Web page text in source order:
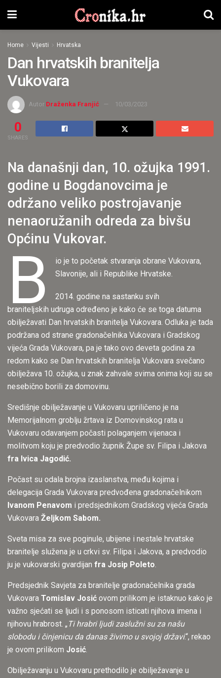
Home Vijesti Hrvatska
Dan hrvatskih branitelja
Vukovara
Autor Draženka Franjić 10/03/2023
0
SHARES
Na današnji dan, 10. ožujka 1991.
godine u Bogdanovcima je
održano veliko postrojavanje
nenaoružanih odreda za bivšu
Općinu Vukovar.
B
io je to početak stvaranja obrane Vukovara,
Slavonije, ali i Republike Hrvatske.
2014. godine na sastanku svih
braniteljskih udruga određeno je kako će se toga datuma
obilježavati Dan hrvatskih branitelja Vukovara. Odluka je tada
podržana od strane gradonačelnika Vukovara i Gradskog
vijeća Grada Vukovara, pa je tako ovo deveta godina za
redom kako se Dan hrvatskih branitelja Vukovara svečano
obilježava 10. ožujka, u znak zahvale svima onima koji su se
nesebično borili za domovinu.
Središnje obilježavanje u Vukovaru upriličeno je na
Memorijalnom groblju žrtava iz Domovinskog rata u
Vukovaru odavanjem počasti polaganjem vijenaca i
molitvom koju je predvodio župnik Župe sv. Filipa i Jakova
fra Ivica Jagodić.
Počast su odala brojna izaslanstva, među kojima i
delegacija Grada Vukovara predvođena gradonačelnikom
Ivanom Penavom i predsjednikom Gradskog vijeća Grada
Vukovara Željkom Sabom.
Sveta misa za sve poginule, ubijene i nestale hrvatske
branitelje služena je u crkvi sv. Filipa i Jakova, a predvodio
ju je vukovarski gvardijan fra Josip Poleto.
Predsjednik Savjeta za branitelje gradonačelnika grada
Vukovara Tomislav Josić ovom prilikom je istaknuo kako je
važno sjećati se ljudi i s ponosom isticati njihova imena i
njihovu hrabrost. „ Ti hrabri ljudi zaslužni su za našu
slobodu i činjenicu da danas živimo u svojoj državi.“, rekao
je ovom prilikom Josić.
Obilježavanju u Vukovaru prethodilo je obilježavanje u